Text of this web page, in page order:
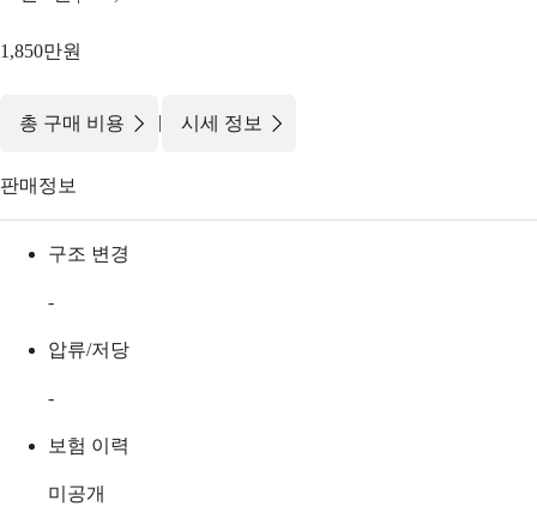
1,850만원
총 구매 비용 | 시세 정보
판매정보
구조 변경
-
압류/저당
-
보험 이력
미공개